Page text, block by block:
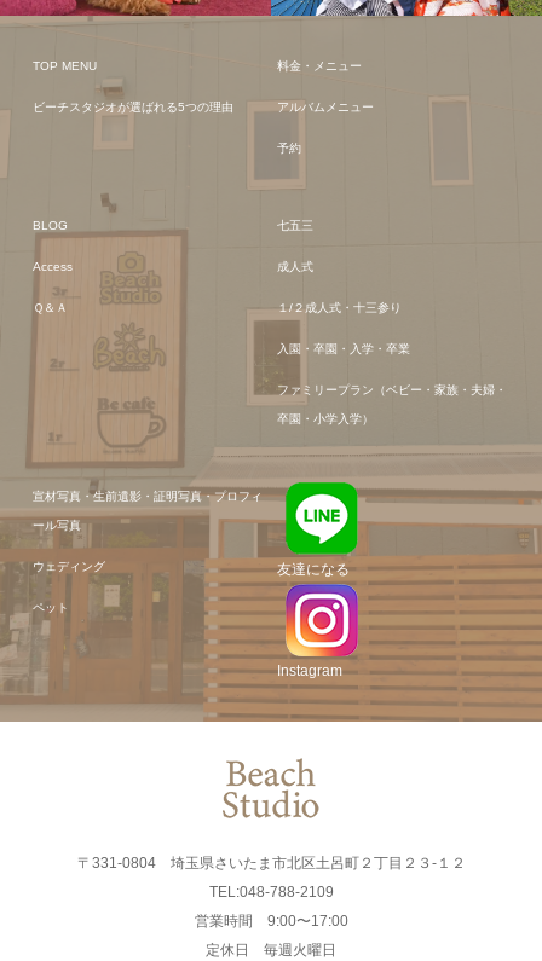
TOP MENU
ビーチスタジオが選ばれる5つの理由
料金・メニュー
アルバムメニュー
予約
BLOG
Access
Ｑ＆Ａ
七五三
成人式
１/２成人式・十三参り
入園・卒園・入学・卒業
ファミリープラン（ベビー・家族・夫婦・
卒園・小学入学）
宣材写真・生前遺影・証明写真・プロフィ
ール写真
ウェディング
ペット
友達になる
Instagram
〒331-0804 埼玉県さいたま市北区土呂町２丁目２３-１２
TEL:048-788-2109
営業時間 9:00〜17:00
定休日 毎週火曜日